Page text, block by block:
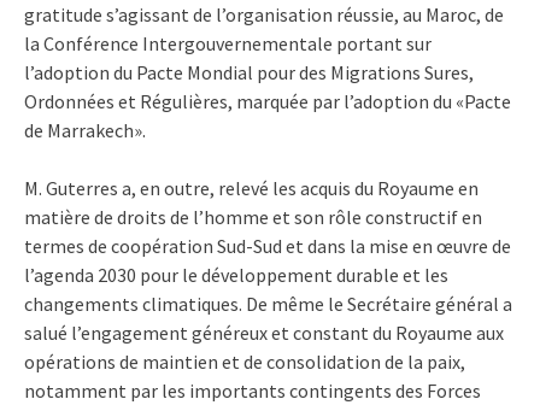
gratitude s’agissant de l’organisation réussie, au Maroc, de
la Conférence Intergouvernementale portant sur
l’adoption du Pacte Mondial pour des Migrations Sures,
Ordonnées et Régulières, marquée par l’adoption du «Pacte
de Marrakech».
M. Guterres a, en outre, relevé les acquis du Royaume en
matière de droits de l’homme et son rôle constructif en
termes de coopération Sud-Sud et dans la mise en œuvre de
l’agenda 2030 pour le développement durable et les
changements climatiques. De même le Secrétaire général a
salué l’engagement généreux et constant du Royaume aux
opérations de maintien et de consolidation de la paix,
notamment par les importants contingents des Forces